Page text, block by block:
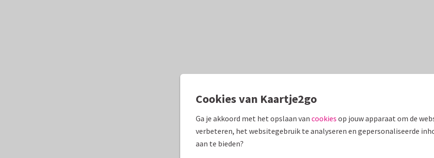
Cookies van Kaartje2go
Ga je akkoord met het opslaan van cookies op jouw apparaat om de
verbeteren, het websitegebruik te analyseren en gepersonaliseerde
aan te bieden?